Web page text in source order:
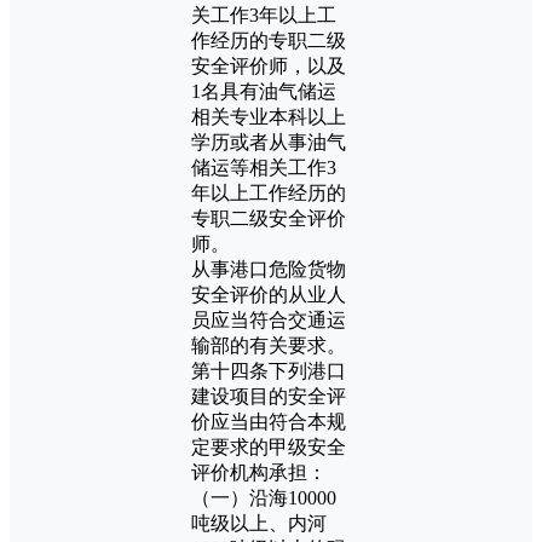
关工作3年以上工
作经历的专职二级
安全评价师，以及
1名具有油气储运
相关专业本科以上
学历或者从事油气
储运等相关工作3
年以上工作经历的
专职二级安全评价
师。
从事港口危险货物
安全评价的从业人
员应当符合交通运
输部的有关要求。
第十四条下列港口
建设项目的安全评
价应当由符合本规
定要求的甲级安全
评价机构承担：
（一）沿海10000
吨级以上、内河